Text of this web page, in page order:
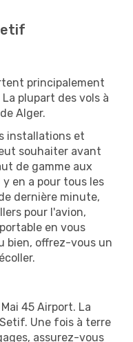
principalement
plupart des vols à
Alger.
installations et
souhaiter avant
de gamme aux
en a pour tous les
dernière minute,
pour l'avion,
en vous
bien, offrez-vous un
45 Airport. La
Une fois à terre
assurez-vous